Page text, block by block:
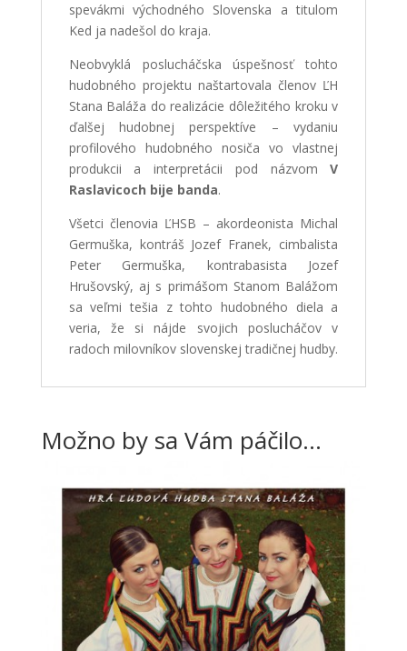
spevákmi východného Slovenska a titulom
Ked ja nadešol do kraja.
Neobvyklá poslucháčska úspešnosť tohto
hudobného projektu naštartovala členov ĽH
Stana Baláža do realizácie dôležitého kroku v
ďalšej hudobnej perspektíve – vydaniu
profilového hudobného nosiča vo vlastnej
produkcii a interpretácii pod názvomV
Raslavicoch bije banda.
Všetci členovia ĽHSB – akordeonista Michal
Germuška, kontráš Jozef Franek, cimbalista
Peter Germuška, kontrabasista Jozef
Hrušovský, aj s primášom Stanom Balážom
sa veľmi tešia z tohto hudobného diela a
veria, že si nájde svojich poslucháčov v
radoch milovníkov slovenskej tradičnej hudby.
Možno by sa Vám páčilo…